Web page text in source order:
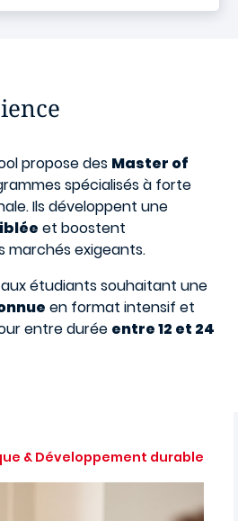
propose des Master of
spécialisés à forte
Ils développent une
et boostent
marchés exigeants.
étudiants souhaitant une
en format intensif et
entre durée entre 12 et 24
& Développement durable